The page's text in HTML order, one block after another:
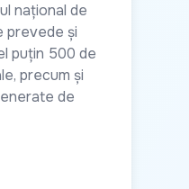
național de
prevede și
puțin 500 de
precum și
de